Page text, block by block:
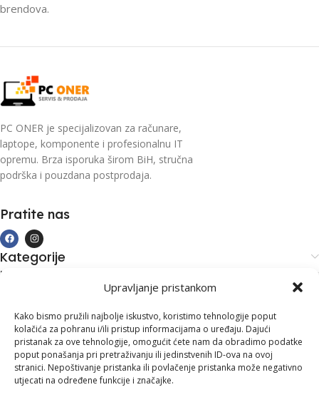
Upravljanje pristankom
Kako bismo pružili najbolje iskustvo, koristimo tehnologije poput
kolačića za pohranu i/ili pristup informacijama o uređaju. Dajući
pristanak za ove tehnologije, omogućit ćete nam da obradimo podatke
poput ponašanja pri pretraživanju ili jedinstvenih ID-ova na ovoj
stranici. Nepoštivanje pristanka ili povlačenje pristanka može negativno
utjecati na određene funkcije i značajke.
brendova.
PC ONER je specijalizovan za računare,
laptope, komponente i profesionalnu IT
opremu. Brza isporuka širom BiH, stručna
podrška i pouzdana postprodaja.
Pratite nas
Kategorije
Kupovina i podrška
Kontakt informacije
Branilaca Bosne, 75 300 Lukavac
+387 35 555 999
info@pconer.ba